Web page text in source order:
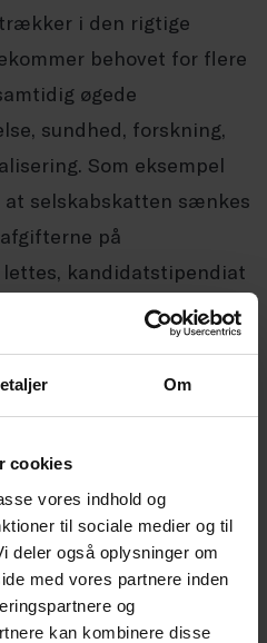
Om
cookies
vores indhold og
til sociale medier og til
deler også oplysninger om
med vores partnere inden
og
kan kombinere disse
i den rigtige
behovet for flere
øgede
sundhed, forskning,
Som eksempel
at selskabskatten sænkes
på
kandidatstipendiat
indtægtsgrænsen for
permanent sænkes til
så vores 2030-plan
række tiltag. Et
er, at vi sørger for, at
før, de når